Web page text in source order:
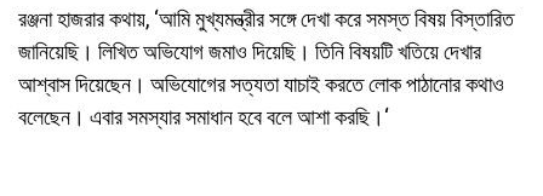
রঞ্জনা হাজরার কথায়, ‘আমি মুখ্যমন্ত্রীর সঙ্গে দেখা করে সমস্ত বিষয় বিস্তারিত
জানিয়েছি। লিখিত অভিযোগ জমাও দিয়েছি। তিনি বিষয়টি খতিয়ে দেখার
আশ্বাস দিয়েছেন। অভিযোগের সত্যতা যাচাই করতে লোক পাঠানোর কথাও
বলেছেন। এবার সমস্যার সমাধান হবে বলে আশা করছি। ‘